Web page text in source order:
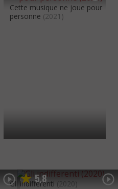
Cette musique ne joue pour
personne (2021)
5,8
Gli indifferenti (2020)